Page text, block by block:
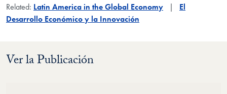
Related: Latin America in the Global Economy
El
Desarrollo Económico y la Innovación
Ver la Publicación